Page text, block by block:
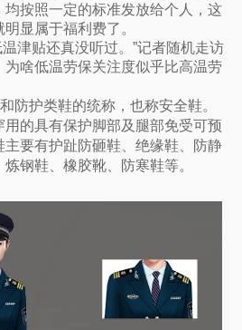
均按照一定的标准发放给个人，这
显属于福利费了。
津贴还真没听过。”记者随机走访
啥低温劳保关注度似乎比高温劳
防护类鞋的统称，也称安全鞋。
的具有保护脚部及腿部免受可预
主要有护趾防砸鞋、绝缘鞋、防静
钢鞋、橡胶靴、防寒鞋等。